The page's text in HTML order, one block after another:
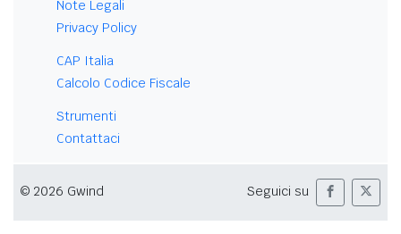
Note Legali
Privacy Policy
CAP Italia
Calcolo Codice Fiscale
Strumenti
Contattaci
© 2026 Gwind Seguici su